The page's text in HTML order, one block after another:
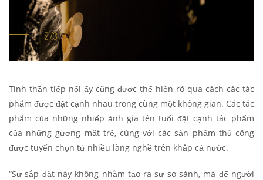
Tinh thần tiếp nối ấy cũng được thể hiện rõ qua cách các tác
phẩm được đặt cạnh nhau trong cùng một không gian. Các tác
phẩm của những nhiếp ảnh gia tên tuổi đặt cạnh tác phẩm
của những gương mặt trẻ, cùng với các sản phẩm thủ công
được tuyển chọn từ nhiều làng nghề trên khắp cả nước.
“Sự sắp đặt này không nhằm tạo ra sự so sánh, mà để người